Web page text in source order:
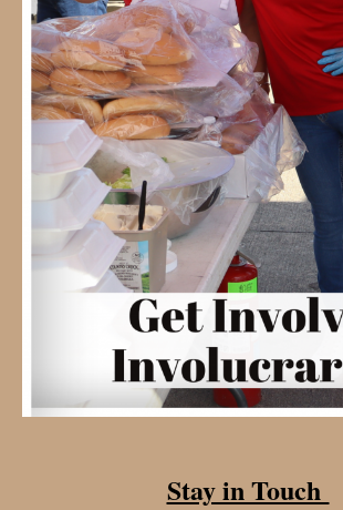
Stay in Touch